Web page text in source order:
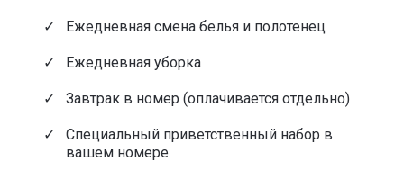
Ежедневная смена белья и полотенец
Ежедневная уборка
Завтрак в номер (оплачивается отдельно)
Специальный приветственный набор в
вашем номере